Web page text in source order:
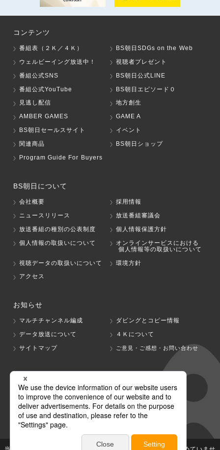
コンテンツ
番組表（２Ｋ／４Ｋ）
BS朝日SDGs on the Web
ウェルビーイング放送中！
視聴者プレゼント
番組公式SNS
BS朝日公式LINE
番組公式YouTube
BS朝日エピソード０
見逃し配信
地方創生
AMBER GAMES
GAME A
BS朝日セールスサイト
イベント
関連商品
BS朝日ショップ
Program Guide For Buyers
BS朝日について
会社概要
採用情報
ニュースリリース
放送番組審議会
放送番組の種別の公表制度
個人情報保護方針
個人情報の取扱いについて
オンラインサービスにおける
個人情報等の取扱いについて
視聴データの取扱いについて
環境方針
アクセス
お知らせ
マルチチャンネル編成
ダビングとコピー情報
データ放送について
４Ｋについて
サイトマップ
ご意見・ご感想・お問い合わせ
グループ会社
テレビ朝日 テレ朝チャンネル